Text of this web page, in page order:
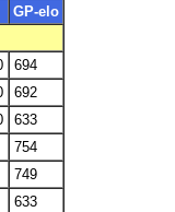
GP-elo
694
692
633
754
749
633